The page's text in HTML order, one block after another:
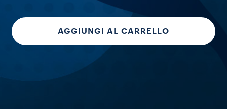
AGGIUNGI AL CARRELLO